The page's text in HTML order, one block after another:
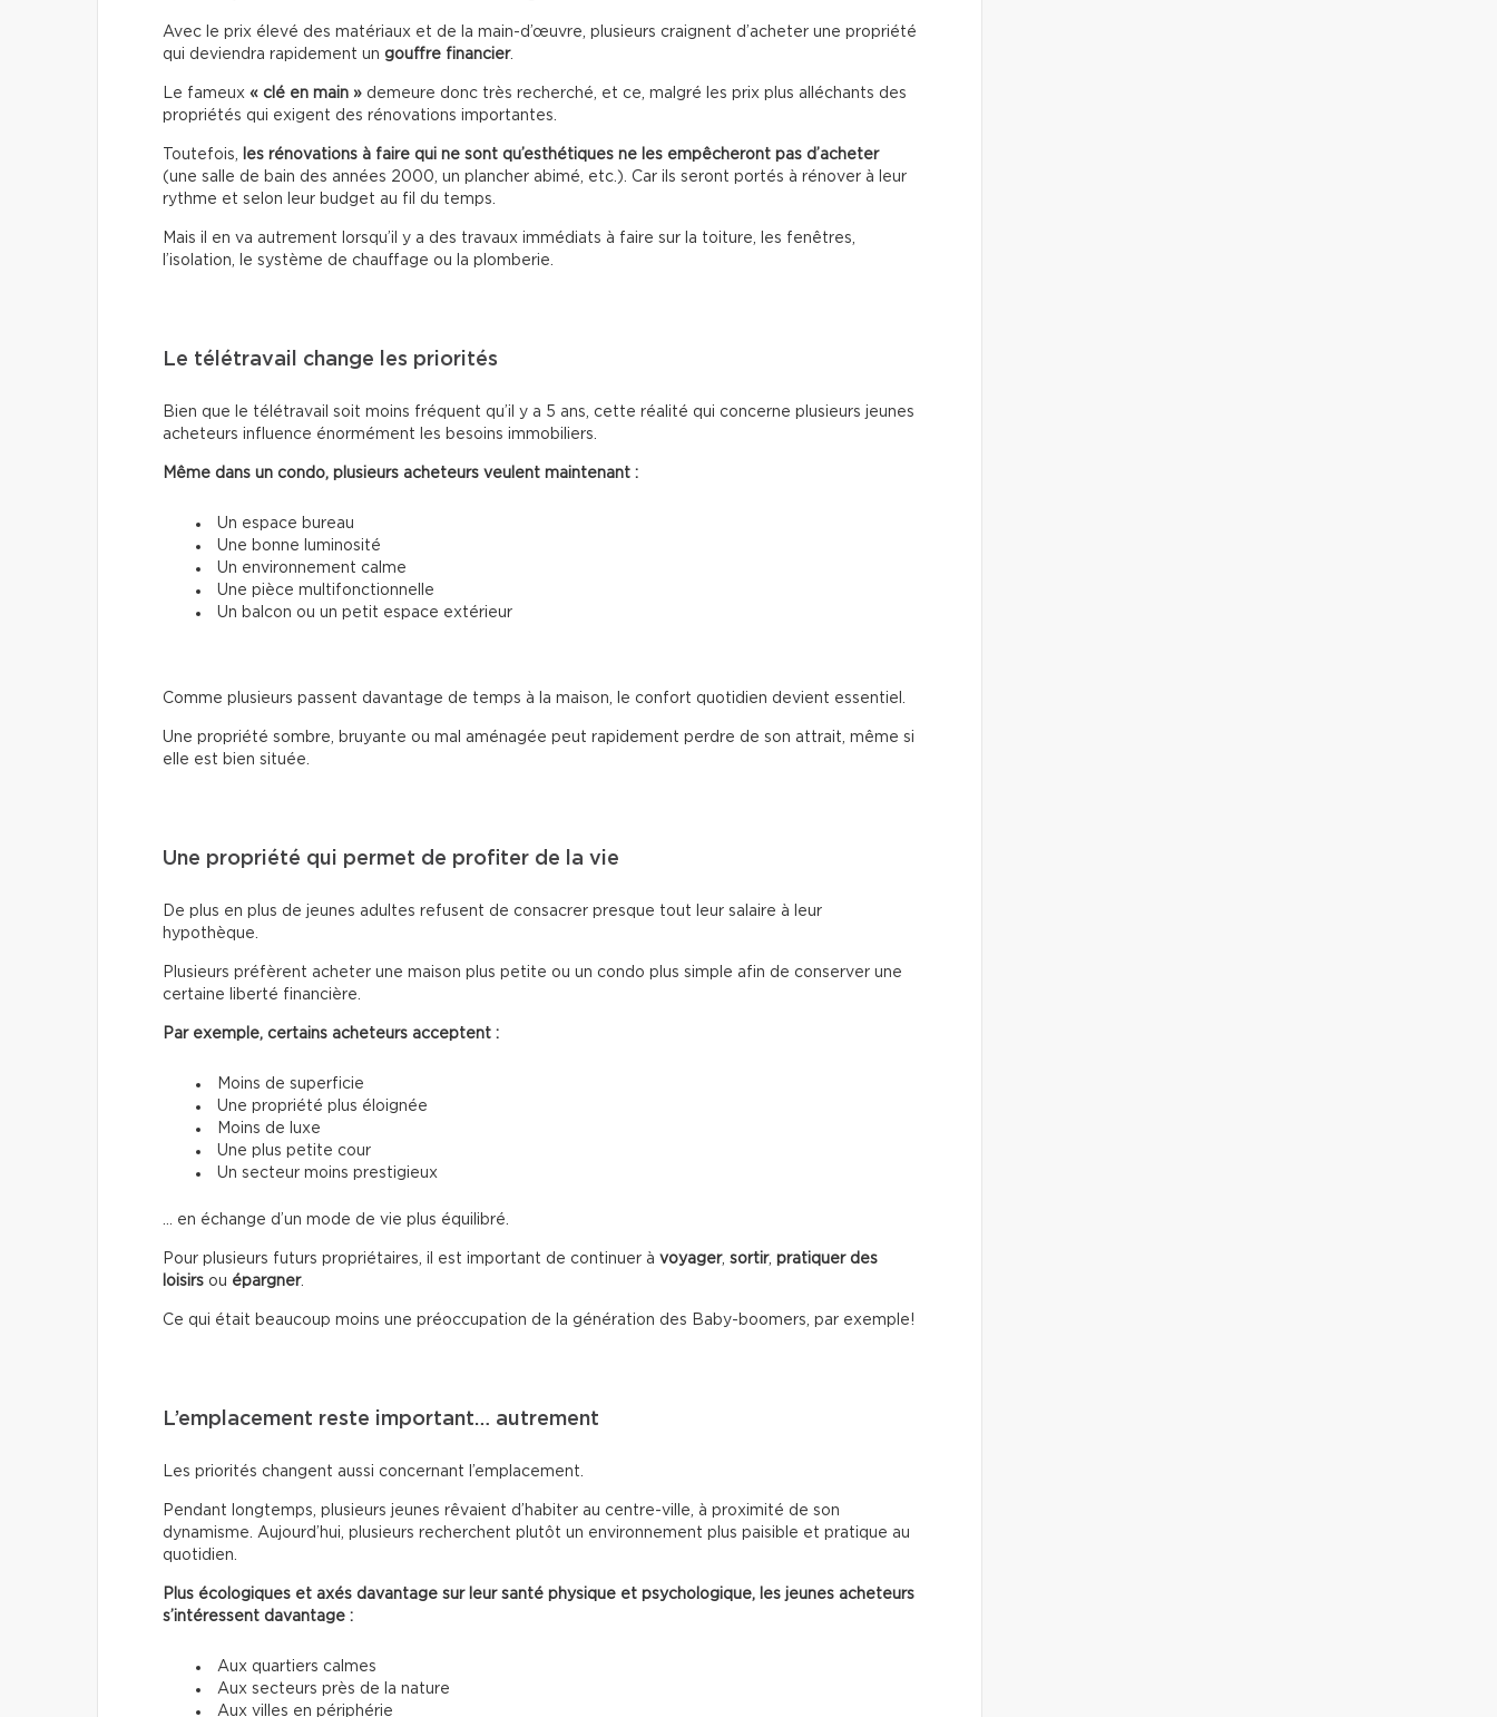
Avec le prix élevé des matériaux et de la main-d’œuvre, plusieurs craignent d’acheter une propriété
qui deviendra rapidement un gouffre financier.
Le fameux « clé en main » demeure donc très recherché, et ce, malgré les prix plus alléchants des
propriétés qui exigent des rénovations importantes.
Toutefois, les rénovations à faire qui ne sont qu’esthétiques ne les empêcheront pas d’acheter
(une salle de bain des années 2000, un plancher abimé, etc.). Car ils seront portés à rénover à leur
rythme et selon leur budget au fil du temps.
Mais il en va autrement lorsqu’il y a des travaux immédiats à faire sur la toiture, les fenêtres,
l’isolation, le système de chauffage ou la plomberie.
Le télétravail change les priorités
Bien que le télétravail soit moins fréquent qu’il y a 5 ans, cette réalité qui concerne plusieurs jeunes
acheteurs influence énormément les besoins immobiliers.
Même dans un condo, plusieurs acheteurs veulent maintenant :
Un espace bureau
Une bonne luminosité
Un environnement calme
Une pièce multifonctionnelle
Un balcon ou un petit espace extérieur
Comme plusieurs passent davantage de temps à la maison, le confort quotidien devient essentiel.
Une propriété sombre, bruyante ou mal aménagée peut rapidement perdre de son attrait, même si
elle est bien située.
Une propriété qui permet de profiter de la vie
De plus en plus de jeunes adultes refusent de consacrer presque tout leur salaire à leur
hypothèque.
Plusieurs préfèrent acheter une maison plus petite ou un condo plus simple afin de conserver une
certaine liberté financière.
Par exemple, certains acheteurs acceptent :
Moins de superficie
Une propriété plus éloignée
Moins de luxe
Une plus petite cour
Un secteur moins prestigieux
… en échange d’un mode de vie plus équilibré.
Pour plusieurs futurs propriétaires, il est important de continuer à voyager, sortir, pratiquer des
loisirs ou épargner.
Ce qui était beaucoup moins une préoccupation de la génération des Baby-boomers, par exemple!
L’emplacement reste important… autrement
Les priorités changent aussi concernant l’emplacement.
Pendant longtemps, plusieurs jeunes rêvaient d’habiter au centre-ville, à proximité de son
dynamisme. Aujourd’hui, plusieurs recherchent plutôt un environnement plus paisible et pratique au
quotidien.
Plus écologiques et axés davantage sur leur santé physique et psychologique, les jeunes acheteurs
s’intéressent davantage :
Aux quartiers calmes
Aux secteurs près de la nature
Aux villes en périphérie